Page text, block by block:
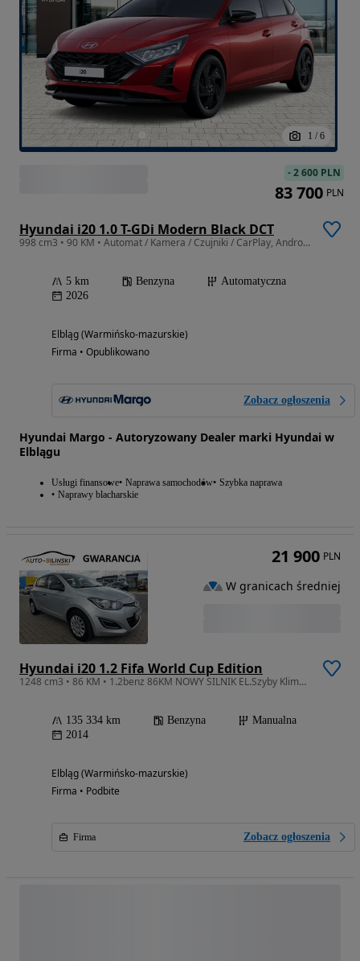
1 / 6
Hyundai i20 1.0 T-GDi Modern Black DCT
998 cm3 • 90 KM • Automat / Kamera / Czujniki / CarPlay, Android Auto / Hyundai Margo
5 km Benzyna
Automatyczna
2026
Elbląg (Warmińsko-mazurskie)
Firma • Opublikowano
Zobacz ogłoszenia
Hyundai Margo - Autoryzowany Dealer marki Hyundai w
Elblągu
Usługi finansowe Naprawa samochodów Szybka naprawa
Naprawy blacharskie
-2 600 PLN
83 700 PLN
Hyundai i20 1.2 Fifa World Cup Edition
1248 cm3 • 86 KM • 1.2benz 86KM NOWY SILNIK EL.Szyby Klima Opłaty Gwarancja
135 334 km Benzyna
Manualna
2014
Elbląg (Warmińsko-mazurskie)
Firma • Podbite
Firma Zobacz ogłoszenia
21 900 PLN
W granicach średniej